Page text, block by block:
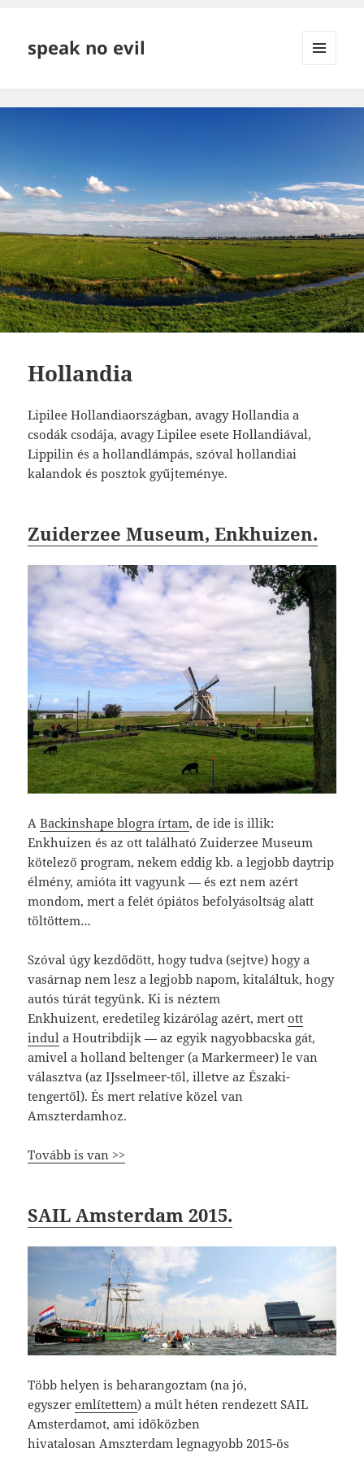
speak no evil
Hollandia
Lipilee Hollandiaországban, avagy Hollandia a
csodák csodája, avagy Lipilee esete Hollandiával,
Lippilin és a hollandlámpás, szóval hollandiai
kalandok és posztok gyűjteménye.
Zuiderzee Museum, Enkhuizen.
ABackinshape blogra írtam, de ide is illik:
Enkhuizen és az ott található Zuiderzee Museum
kötelező program, nekem eddig kb. a legjobb daytrip
élmény, amióta itt vagyunk — és ezt nem azért
mondom, mert a felét ópiátos befolyásoltság alatt
töltöttem…
Szóval úgy kezdődött, hogy tudva (sejtve) hogy a
vasárnap nem lesz a legjobb napom, kitaláltuk, hogy
autós túrát tegyünk. Ki is néztem
Enkhuizent, eredetileg kizárólag azért, mertott
indul a Houtribdijk — az egyik nagyobbacska gát,
amivel a holland beltenger (a Markermeer) le van
választva (az IJsselmeer-től, illetve az Északi-
tengertől). És mert relatíve közel van
Amszterdamhoz.
Tovább is van >>
SAIL Amsterdam 2015.
Több helyen is beharangoztam (na jó,
egyszeremlítettem) a múlt héten rendezett SAIL
Amsterdamot, ami időközben
hivatalosan Amszterdam legnagyobb 2015-ös